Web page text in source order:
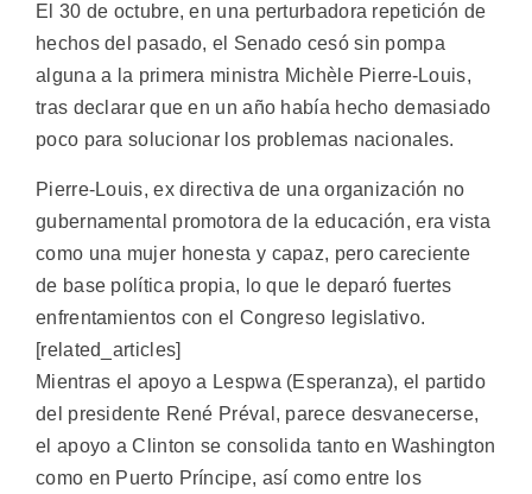
El 30 de octubre, en una perturbadora repetición de
hechos del pasado, el Senado cesó sin pompa
alguna a la primera ministra Michèle Pierre-Louis,
tras declarar que en un año había hecho demasiado
poco para solucionar los problemas nacionales.
Pierre-Louis, ex directiva de una organización no
gubernamental promotora de la educación, era vista
como una mujer honesta y capaz, pero careciente
de base política propia, lo que le deparó fuertes
enfrentamientos con el Congreso legislativo.
[related_articles]
Mientras el apoyo a Lespwa (Esperanza), el partido
del presidente René Préval, parece desvanecerse,
el apoyo a Clinton se consolida tanto en Washington
como en Puerto Príncipe, así como entre los